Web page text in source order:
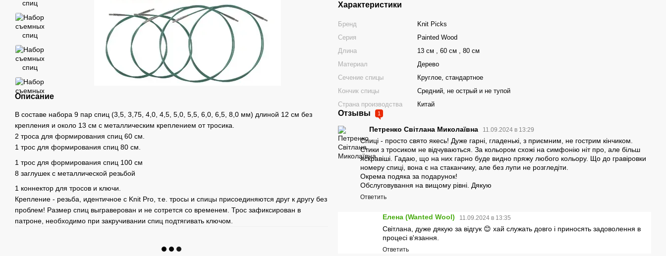
Описание
В составе набора 9 пар спиц (3,5, 3,75, 4,0, 4,5, 5,0, 5,5, 6,0, 6,5, 8,0 мм) длиной 12 см без
крепления и около 13 см с металлическим креплением от тросика.
2 троса для формирования спиц 60 см.
1 трос для формирования спиц 80 см.
1 трос для формирования спиц 100 см
8 заглушек с металлической резьбой
1 коннектор для тросов и ключи.
Крепление - резьба, идентичное с Knit Pro, т.е. тросы и спицы присоединяются друг к другу без
проблем! Размер спиц выграверован и не сотрется со временем. Трос зафиксирован в
патроне, необходимо при закручивании спиц подтягивать ключом.
Характеристики
Бренд
Knit Picks
Серия
Painted Wood
Длина
13 см , 60 см , 80 см
Материал
Дерево
Сечение спицы
Круглое, стандартное
Кончик спицы
Средний, не острый и не тупой
Страна производства
Китай
Отзывы 1
Петренко Світлана Миколаївна 11.09.2024 в 13:29
Спиці - просто свято якесь! Дуже гарні, гладенькі, з приємним, не гострим кінчиком.
Стики з тросиком не відчуваються. За кольором схожі на симфонію ніт про, але більш
яскравіші. Гадаю, що на них гарно буде видно пряжу любого кольору. Що до гравіровки
номеру спиці, вона є на стаканчику, але без лупи не розгледіти.
Окрема подяка за подарунок!
Обслуговування на вищому рівні. Дякую
Ответить
Елена (Wanted Wool) 11.09.2024 в 13:35
Світлана, дуже дякую за відгук 😊 хай служать довго і приносять задоволення в
процесі в'язання.
Ответить